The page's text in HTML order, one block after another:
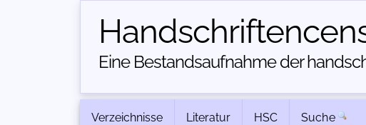
Eine Bestandsaufnahme der
Verzeichnisse Literatur HSC Suche